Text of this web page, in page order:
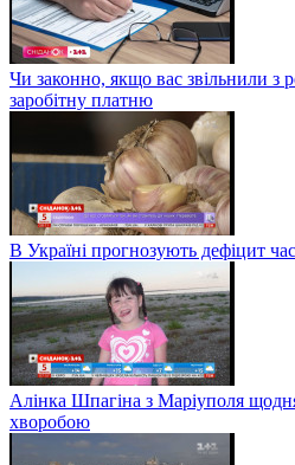
Чи законно, якщо вас звільнили з
заробітну платню
В Україні прогнозують дефіцит
Алінка Шпагіна з Маріуполя
хворобою